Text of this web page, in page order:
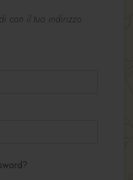
con il tuo indirizzo